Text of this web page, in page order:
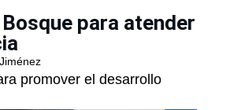
para atender
promover el desarrollo